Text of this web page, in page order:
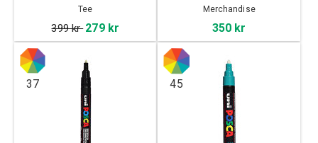
Tee
399 kr 279 kr
Merchandise
350 kr
37 45